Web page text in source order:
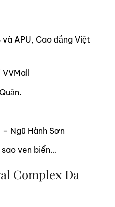
APU, Cao đẳng Việt
Ngũ Hành Sơn
ven biển…
Complex Da